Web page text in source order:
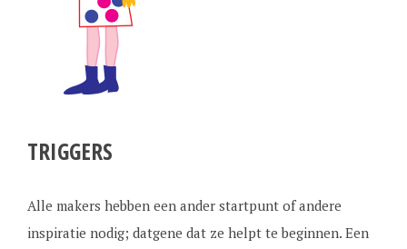
TRIGGERS
Alle makers hebben een ander startpunt of andere
inspiratie nodig; datgene dat ze helpt te beginnen. Een